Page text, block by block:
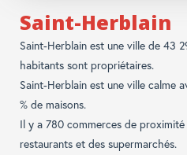
Saint-Herblain
Saint-Herblain est une ville de 43
habitants sont propriétaires.
Saint-Herblain est une ville calme
% de maisons.
Il y a 780 commerces de
restaurants et des supermarchés.